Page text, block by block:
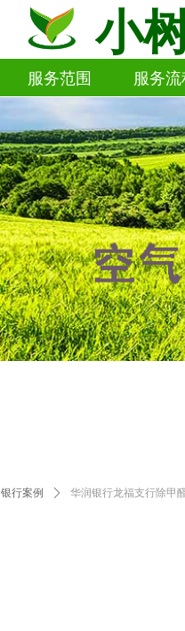
服务范围
服务范围
服务流
服务
小
银行案例 ꄲ 华润银行龙福支行除甲